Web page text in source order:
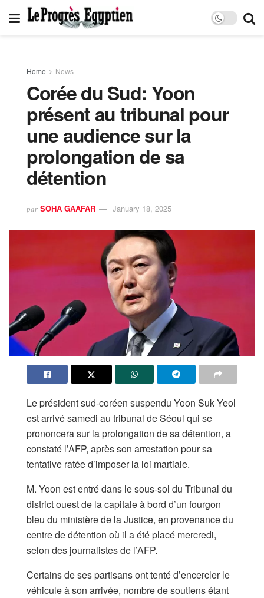
Home News
Corée du Sud: Yoon
présent au tribunal pour
une audience sur la
prolongation de sa
détention
par SOHA GAAFAR January 18, 2025
Le président sud-coréen suspendu Yoon Suk Yeol
est arrivé samedi au tribunal de Séoul qui se
prononcera sur la prolongation de sa détention, a
constaté l’AFP, après son arrestation pour sa
tentative ratée d’imposer la loi martiale.
M. Yoon est entré dans le sous-sol du Tribunal du
district ouest de la capitale à bord d’un fourgon
bleu du ministère de la Justice, en provenance du
centre de détention où il a été placé mercredi,
selon des journalistes de l’AFP.
Certains de ses partisans ont tenté d’encercler le
véhicule à son arrivée, nombre de soutiens étant